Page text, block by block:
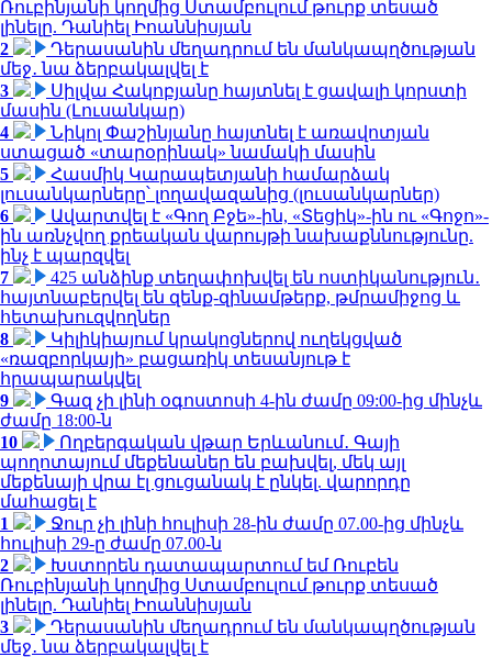
Ռուբինյանի կողմից Ստամբուլում թուրք տեսած
լինելը. Դանիել Իոաննիսյան
2
Դերասանին մեղադրում են մանկապղծության
մեջ․ նա ձերբակալվել է
3
Սիլվա Հակոբյանը հայտնել է ցավալի կորստի
մասին (Լուսանկար)
4
Նիկոլ Փաշինյանը հայտնել է առավոտյան
ստացած «տարօրինակ» նամակի մասին
5
Հասմիկ Կարապետյանի համարձակ
լուսանկարները՝ լողավազանից (լուսանկարներ)
6
Ավարտվել է «Գող Բջե»-ին, «Տեցիկ»-ին ու «Գոջո»-
ին առնչվող քրեական վարույթի նախաքննությունը.
ինչ է պարզվել
7
425 անձինք տեղափոխվել են ոստիկանություն․
հայտնաբերվել են զենք-զինամթերք, թմրամիջոց և
հետախուզվողներ
8
Կիլիկիայում կրակոցներով ուղեկցված
«ռազբորկայի» բացառիկ տեսանյութ է
հրապարակվել
9
Գազ չի լինի օգոստոսի 4-ին ժամը 09:00-ից մինչև
ժամը 18:00-ն
10
Ողբերգական վթար Երևանում․ Գայի
պողոտայում մեքենաներ են բախվել, մեկ այլ
մեքենայի վրա էլ ցուցանակ է ընկել. վարորդը
մահացել է
1
Ջուր չի լինի հուլիսի 28-ին ժամը 07.00-ից մինչև
հուլիսի 29-ը ժամը 07.00-ն
2
Խստորեն դատապարտում եմ Ռուբեն
Ռուբինյանի կողմից Ստամբուլում թուրք տեսած
լինելը. Դանիել Իոաննիսյան
3
Դերասանին մեղադրում են մանկապղծության
մեջ․ նա ձերբակալվել է